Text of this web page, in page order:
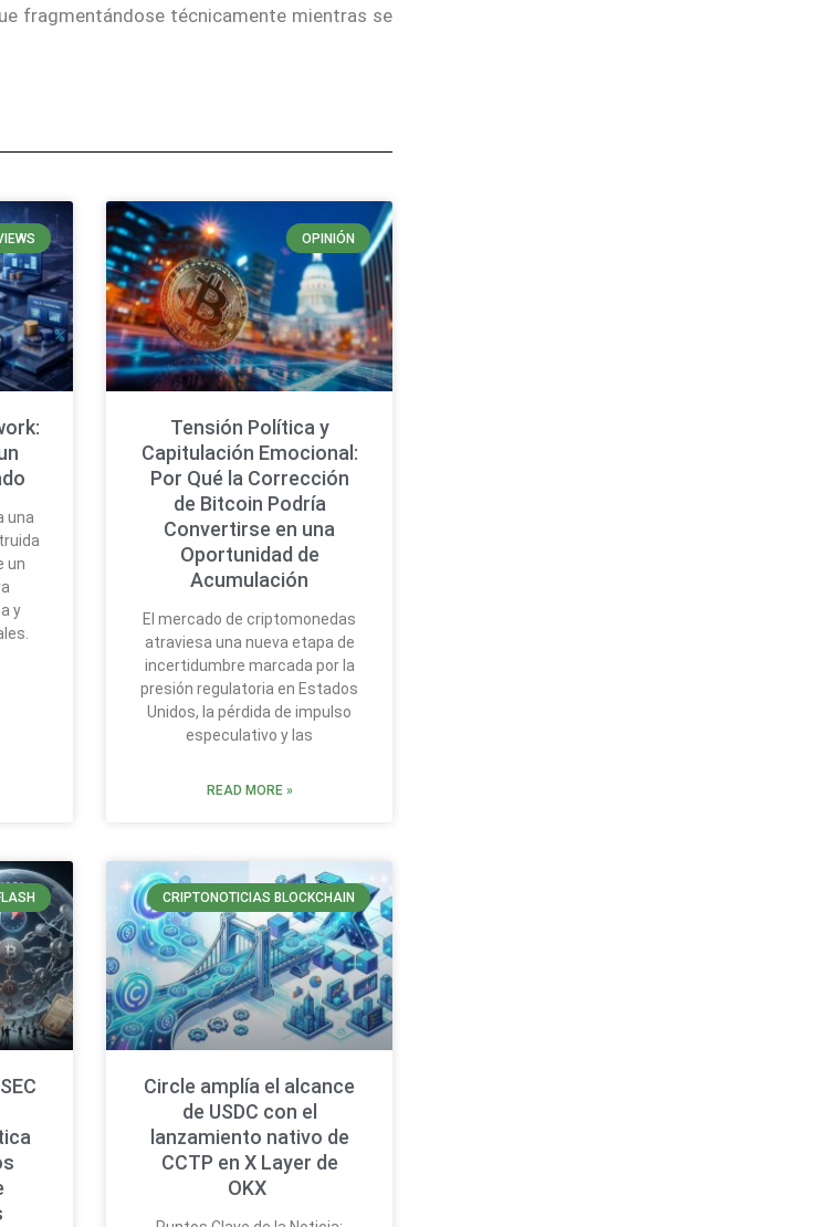
fragmentándose técnicamente mientras se
una
un
y
OPINIÓN
Tensión Política y
Capitulación Emocional:
Por Qué la Corrección
de Bitcoin Podría
Convertirse en una
Oportunidad de
Acumulación
El mercado de criptomonedas
atraviesa una nueva etapa de
incertidumbre marcada por la
presión regulatoria en Estados
Unidos, la pérdida de impulso
especulativo y las
READ MORE »
CRIPTONOTICIAS BLOCKCHAIN
Circle amplía el alcance
de USDC con el
lanzamiento nativo de
CCTP en X Layer de
OKX